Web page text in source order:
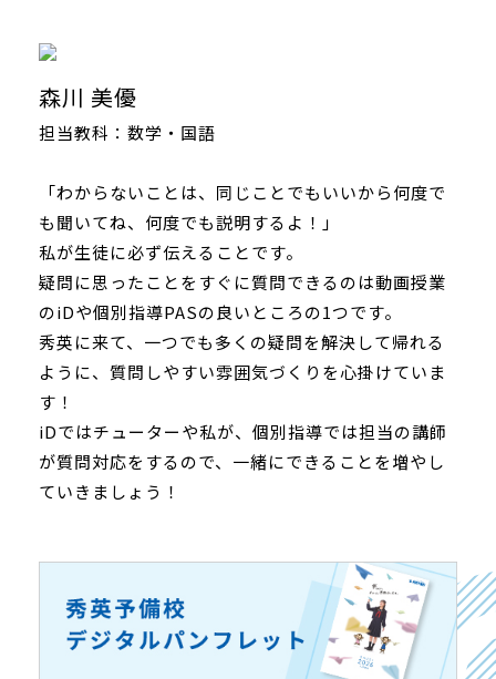
森川 美優
担当教科：数学・国語
「わからないことは、同じことでもいいから何度で
も聞いてね、何度でも説明するよ！」
私が生徒に必ず伝えることです。
疑問に思ったことをすぐに質問できるのは動画授業
のiDや個別指導PASの良いところの1つです。
秀英に来て、一つでも多くの疑問を解決して帰れる
ように、質問しやすい雰囲気づくりを心掛けていま
す！
iDではチューターや私が、個別指導では担当の講師
が質問対応をするので、一緒にできることを増やし
ていきましょう！